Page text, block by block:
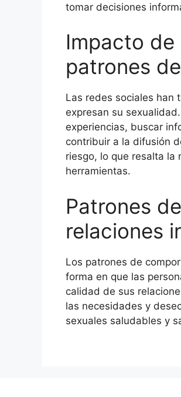
tomar decisiones
Impacto de
patrones
Las redes sociales han
expresan su
experiencias, buscar
contribuir a la difusión
riesgo, lo que resalta la
herramientas.
Patrones
relaciones
Los patrones de
forma en que las
calidad de sus
las necesidades y
sexuales saludables y